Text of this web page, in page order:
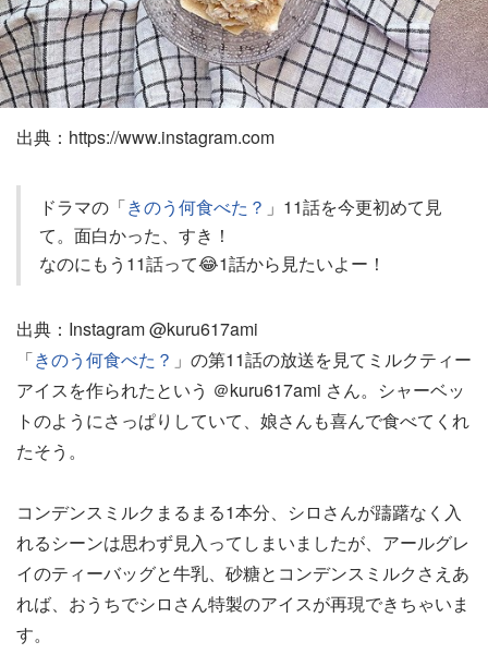
出典：https://www.instagram.com
ドラマの「きのう何食べた？ 」11話を今更初めて見
て。面白かった、すき！
なのにもう11話って😂1話から見たいよー！
出典：Instagram @kuru617ami
「きのう何食べた？ 」の第11話の放送を見てミルクティー
アイスを作られたという ＠kuru617ami さん。シャーベッ
トのようにさっぱりしていて、娘さんも喜んで食べてくれ
たそう。
コンデンスミルクまるまる1本分、シロさんが躊躇なく入
れるシーンは思わず見入ってしまいましたが、アールグレ
イのティーバッグと牛乳、砂糖とコンデンスミルクさえあ
れば、おうちでシロさん特製のアイスが再現できちゃいま
す。